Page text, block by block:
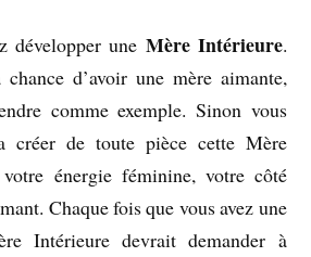
développer uneMère Intérieure.
d’avoir une mère aimante,
comme exemple. Sinon vous
créer de toute pièce cette Mère
énergie féminine, votre côté
Chaque fois que vous avez une
Intérieure devrait demander à